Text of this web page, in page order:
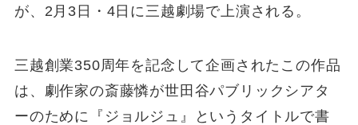
が、2月3日・4日に三越劇場で上演される。
三越創業350周年を記念して企画されたこの作品
は、劇作家の斎藤憐が世田谷パブリックシアタ
ーのために『ジョルジュ』というタイトルで書